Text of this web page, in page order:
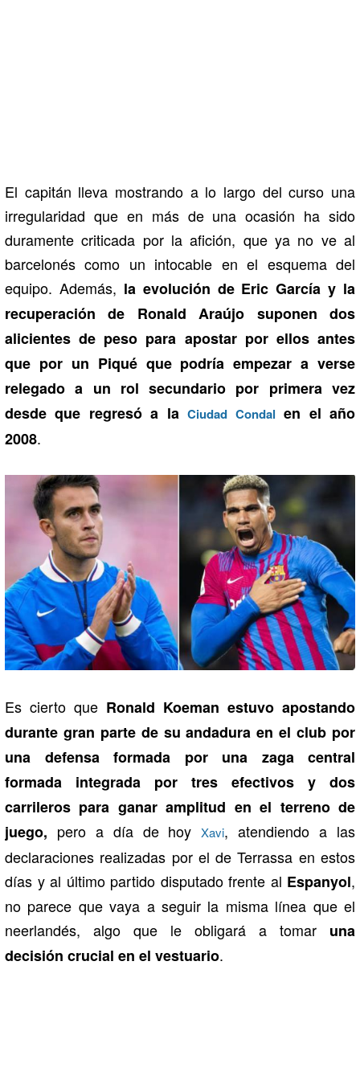
El capitán lleva mostrando a lo largo del curso una
irregularidad que en más de una ocasión ha sido
duramente criticada por la afición, que ya no ve al
barcelonés como un intocable en el esquema del
equipo. Además, la evolución de Eric García y la
recuperación de Ronald Araújo suponen dos
alicientes de peso para apostar por ellos antes
que por un Piqué que podría empezar a verse
relegado a un rol secundario por primera vez
desde que regresó a laCiudad Condal en el año
2008.
Es cierto que Ronald Koeman estuvo apostando
durante gran parte de su andadura en el club por
una defensa formada por una zaga central
formada integrada por tres efectivos y dos
carrileros para ganar amplitud en el terreno de
juego, pero a día de hoyXavi, atendiendo a las
declaraciones realizadas por el de Terrassa en estos
días y al último partido disputado frente al Espanyol,
no parece que vaya a seguir la misma línea que el
neerlandés, algo que le obligará a tomar una
decisión crucial en el vestuario.